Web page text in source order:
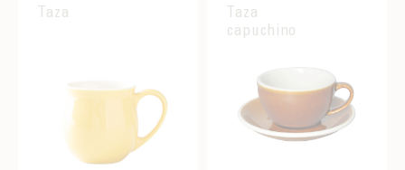
Taza
Taza
capuchino